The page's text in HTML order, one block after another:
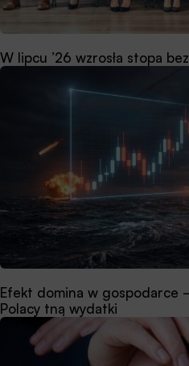
W lipcu ’26 wzrosła stopa
Efekt domina w gospodarce
Polacy tną wydatki